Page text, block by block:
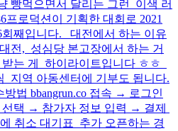
빵먹으면서 달리는 그런 이색 러
로덕션이 기획한 대회로 2021
째입니다. 대전에서 하는 이유
전, 성심당 본고장에서 하는 거
는 게 하이라이트입니다 ㅎㅎ
지역 아동센터에 기부도 됩니다.
방법 bbangrun.co 접속 → 로그인
택 → 참가자 정보 입력 → 결제
취소 대기표 추가 오픈하는 경